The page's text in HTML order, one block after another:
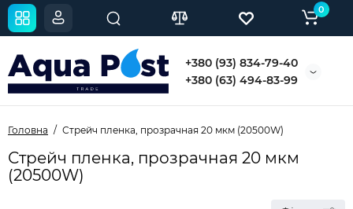
+380 (93) 834-79-40
+380 (63) 494-83-99
0
Головна Стрейч пленка, прозрачная 20 мкм (20500W)
Стрейч пленка, прозрачная 20 мкм
(20500W)